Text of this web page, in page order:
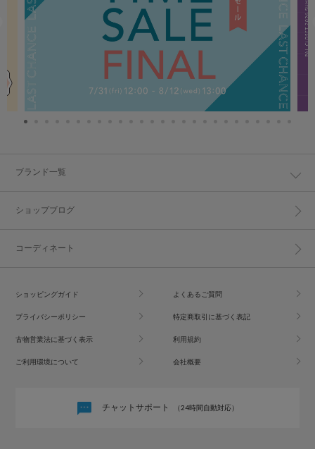
ブランド一覧
ショップブログ
コーディネート
ショッピングガイド よくあるご質問
プライバシーポリシー 特定商取引に基づく表記
古物営業法に基づく表示 利用規約
ご利用環境について 会社概要
チャットサポート （24時間自動対応）